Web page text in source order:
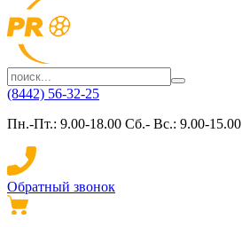
(8442) 56-32-25
Пн.-Пт.: 9.00-18.00 Сб.- Вс.: 9.00-15.00
Обратный звонок